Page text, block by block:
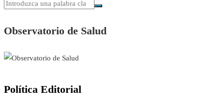
Observatorio de Salud
Política Editorial